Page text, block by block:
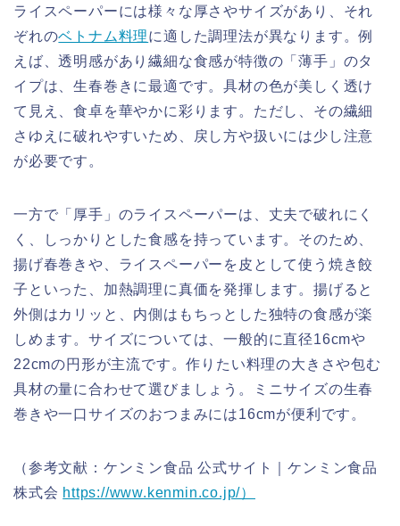
ライスペーパーには様々な厚さやサイズがあり、それ
ぞれのベトナム料理に適した調理法が異なります。例
えば、透明感があり繊細な食感が特徴の「薄手」のタ
イプは、生春巻きに最適です。具材の色が美しく透け
て見え、食卓を華やかに彩ります。ただし、その繊細
さゆえに破れやすいため、戻し方や扱いには少し注意
が必要です。
一方で「厚手」のライスペーパーは、丈夫で破れにく
く、しっかりとした食感を持っています。そのため、
揚げ春巻きや、ライスペーパーを皮として使う焼き餃
子といった、加熱調理に真価を発揮します。揚げると
外側はカリッと、内側はもちっとした独特の食感が楽
しめます。サイズについては、一般的に直径16cmや
22cmの円形が主流です。作りたい料理の大きさや包む
具材の量に合わせて選びましょう。ミニサイズの生春
巻きや一口サイズのおつまみには16cmが便利です。
（参考文献：ケンミン食品 公式サイト｜ケンミン食品
株式会 https://www.kenmin.co.jp/）